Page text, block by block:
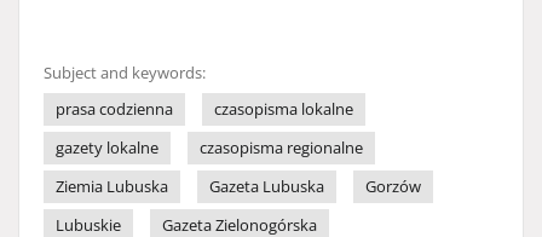
Subject and keywords:
prasa codzienna
czasopisma lokalne
gazety lokalne
czasopisma regionalne
Ziemia Lubuska
Gazeta Lubuska
Gorzów
Lubuskie
Gazeta Zielonogórska